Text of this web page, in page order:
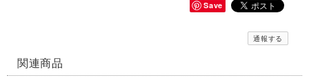
Save
通報する
関連商品